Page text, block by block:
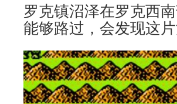
罗克镇沼泽在罗克西
能够路过，会发现这